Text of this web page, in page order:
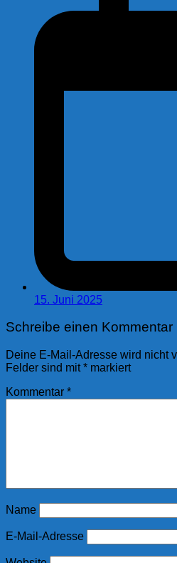
15. Juni 2025
Schreibe einen Kommentar
Deine E-Mail-Adresse wird nicht
Felder sind mit* markiert
Kommentar *
Name
E-Mail-Adresse